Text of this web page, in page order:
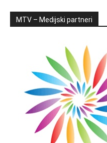
MTV – Medijski partneri